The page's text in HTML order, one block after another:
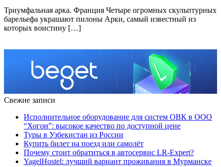
Триумфальная арка. Франция Четыре огромных скульптурных
барельефа украшают пилоны Арки, самый известный из
которых воистину […]
Свежие записи
Исполнительное оборудование для систем ОВК в ООО
“Хогон”: высокое качество по доступной цене
Туры в Узбекистан из России
Купить билет на поезд или самолёт
Почему стоит обратиться в автосервис LR-Expert?
YagelHostel: лучший вариант проживания в Мурманске